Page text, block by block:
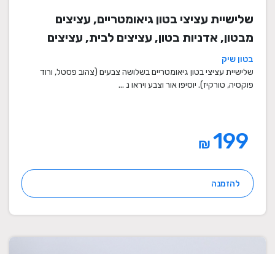
שלישיית עציצי בטון גיאומטריים, עציצים
מבטון, אדניות בטון, עציצים לבית, עציצים
מיוחדים, עציצים מעוצבים, עציצי מתנה,
מתנות לחגים
בטון שיק
שלישיית עציצי בטון גיאומטריים בשלושה צבעים (צהוב פסטל, ורוד
פוקסיה, טורקיז). יוסיפו אור וצבע ויראו נ ...
₪
להזמנה